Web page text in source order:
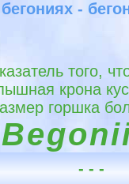
-
того,
крона
горшка
- - -